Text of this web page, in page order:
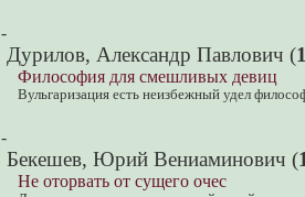
-
Дурилов, Александр Павлович (
Философия для смешливых девиц
Вульгаризация есть неизбежный удел
-
Бекешев, Юрий Вениаминович (
Не оторвать от сущего очес